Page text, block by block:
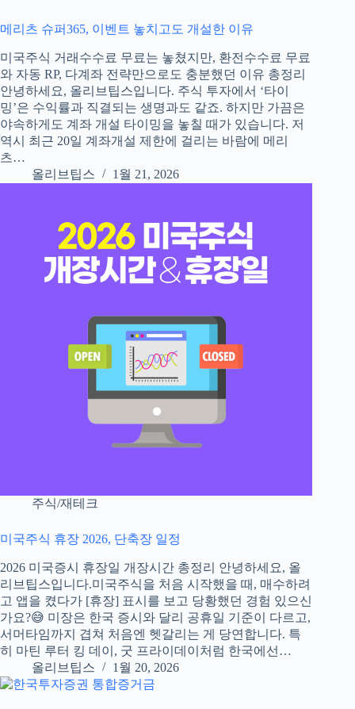
메리츠 슈퍼365, 이벤트 놓치고도 개설한 이유
미국주식 거래수수료 무료는 놓쳤지만, 환전수수료 무료
와 자동 RP, 다계좌 전략만으로도 충분했던 이유 총정리
안녕하세요, 올리브팁스입니다. 주식 투자에서 ‘타이
밍’은 수익률과 직결되는 생명과도 같죠. 하지만 가끔은
야속하게도 계좌 개설 타이밍을 놓칠 때가 있습니다. 저
역시 최근 20일 계좌개설 제한에 걸리는 바람에 메리
츠…
올리브팁스
1월 21, 2026
주식/재테크
미국주식 휴장 2026, 단축장 일정
2026 미국증시 휴장일 개장시간 총정리 안녕하세요, 올
리브팁스입니다.미국주식을 처음 시작했을 때, 매수하려
고 앱을 켰다가 [휴장] 표시를 보고 당황했던 경험 있으신
가요?😅 미장은 한국 증시와 달리 공휴일 기준이 다르고,
서머타임까지 겹쳐 처음엔 헷갈리는 게 당연합니다. 특
히 마틴 루터 킹 데이, 굿 프라이데이처럼 한국에선…
올리브팁스
1월 20, 2026